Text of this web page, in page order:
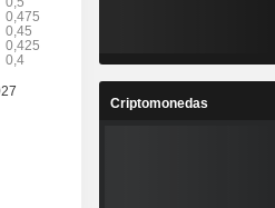
Criptomonedas